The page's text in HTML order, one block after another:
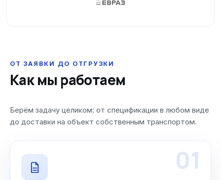
ОТ ЗАЯВКИ ДО ОТГРУЗКИ
Как мы работаем
Берём задачу целиком: от спецификации в любом виде
до доставки на объект собственным транспортом.
01